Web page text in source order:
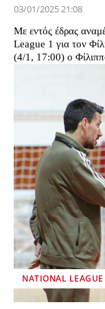
03/01/2025 21:08
Με εντός έδρας
League 1 για τον
(4/1, 17:00) ο
NATIONAL LEAGUE